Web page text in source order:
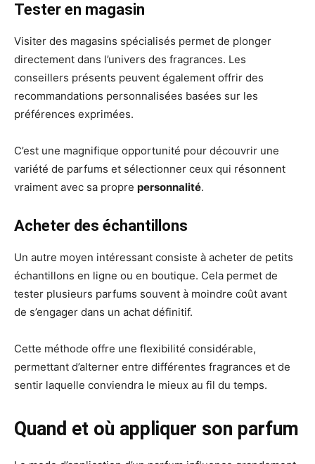
Tester en magasin
Visiter des magasins spécialisés permet de plonger
directement dans l’univers des fragrances. Les
conseillers présents peuvent également offrir des
recommandations personnalisées basées sur les
préférences exprimées.
C’est une magnifique opportunité pour découvrir une
variété de parfums et sélectionner ceux qui résonnent
vraiment avec sa propre personnalité.
Acheter des échantillons
Un autre moyen intéressant consiste à acheter de petits
échantillons en ligne ou en boutique. Cela permet de
tester plusieurs parfums souvent à moindre coût avant
de s’engager dans un achat définitif.
Cette méthode offre une flexibilité considérable,
permettant d’alterner entre différentes fragrances et de
sentir laquelle conviendra le mieux au fil du temps.
Quand et où appliquer son parfum